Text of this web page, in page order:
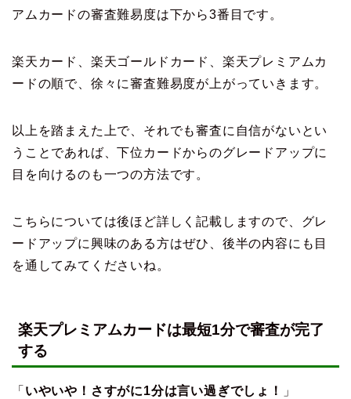
アムカードの審査難易度は下から3番目です。
楽天カード、楽天ゴールドカード、楽天プレミアムカ
ードの順で、徐々に審査難易度が上がっていきます。
以上を踏まえた上で、それでも審査に自信がないとい
うことであれば、下位カードからのグレードアップに
目を向けるのも一つの方法です。
こちらについては後ほど詳しく記載しますので、グレ
ードアップに興味のある方はぜひ、後半の内容にも目
を通してみてくださいね。
楽天プレミアムカードは最短1分で審査が完了
する
「 いやいや！さすがに1分は言い過ぎでしょ！ 」